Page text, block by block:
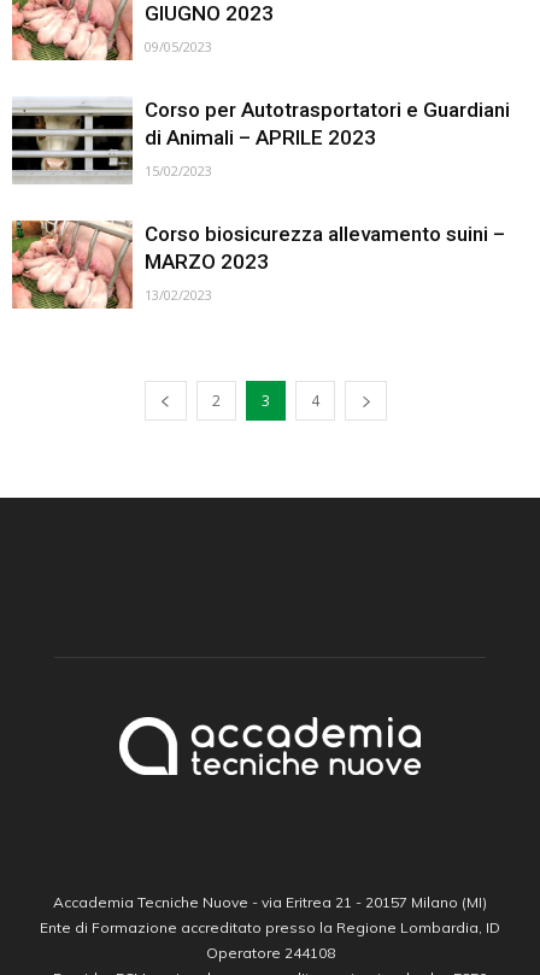
GIUGNO 2023
09/05/2023
Corso per Autotrasportatori e Guardiani
di Animali – APRILE 2023
15/02/2023
Corso biosicurezza allevamento suini –
MARZO 2023
13/02/2023
2 3 4
Accademia Tecniche Nuove - via Eritrea 21 - 20157 Milano (MI)
Ente di Formazione accreditato presso la Regione Lombardia, ID
Operatore 244108